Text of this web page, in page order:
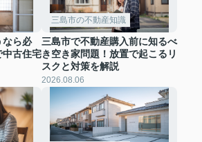
なら必
中古住宅
三島市の不動産知識
三島市で不動産購入前に知るべ
き空き家問題！放置で起こるリ
スクと対策を解説
2026.08.06